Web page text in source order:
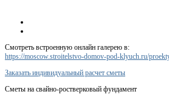
Смотреть встроенную онлайн галерею в:
https://moscow.stroitelstvo-domov-pod-klyuch.ru/
Заказать индивидуальный расчет сметы
Сметы на свайно-ростверковый фундамент